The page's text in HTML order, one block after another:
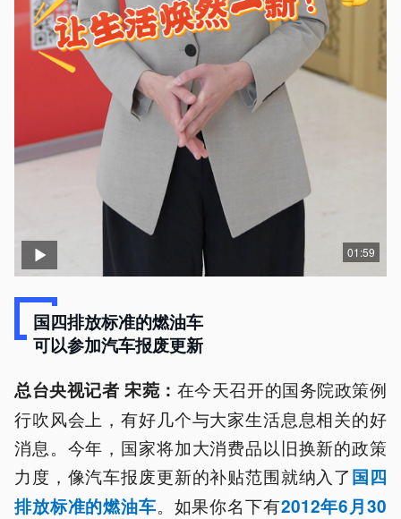
01:59
国四排放标准的燃油车
可以参加汽车报废更新
总台央视记者 宋菀： 在今天召开的国务院政策例
行吹风会上，有好几个与大家生活息息相关的好
消息。今年，国家将加大消费品以旧换新的政策
力度，像汽车报废更新的补贴范围就纳入了国四
排放标准的燃油车。如果你名下有2012年6月30